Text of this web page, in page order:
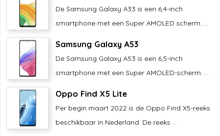
De Samsung Galaxy A33 is een 6,4-inch
smartphone met een Super AMOLED scherm. ...
Samsung Galaxy A53
De Samsung Galaxy A53 is een 6,5-inch
smartphone met een Super AMOLED-scherm. ...
Oppo Find X5 Lite
Per begin maart 2022 is de Oppo Find X5-reeks
beschikbaar in Nederland. De reeks ...